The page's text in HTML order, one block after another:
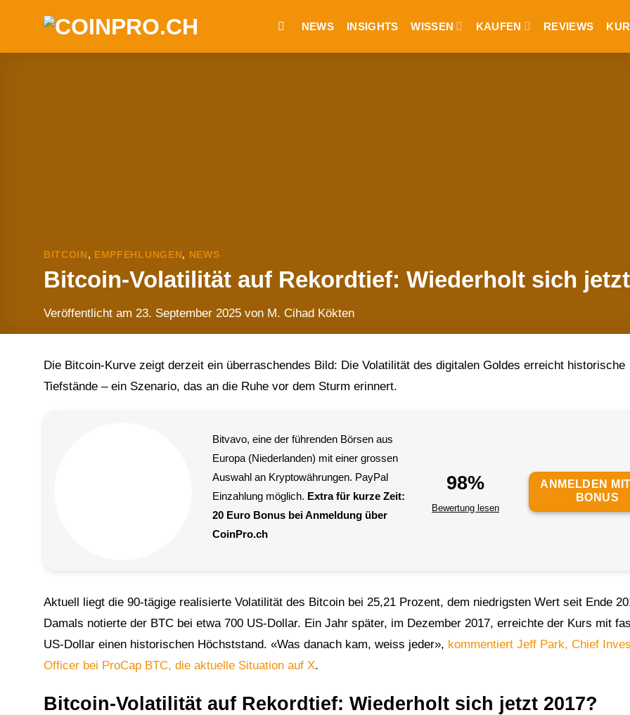
NEWS INSIGHTS WISSEN KAUFEN REVIEWS
BITCOIN , EMPFEHLUNGEN , NEWS
Bitcoin-Volatilität auf Rekordtief: Wiederholt sich
Veröffentlicht am 23. September 2025 von M. Cihad Kökten
Die Bitcoin-Kurve zeigt derzeit ein überraschendes Bild: Die Volatilität des digitalen Goldes erreicht historische
Tiefstände – ein Szenario, das an die Ruhe vor dem Sturm erinnert.
Bitvavo, eine der führenden Börsen aus
Europa (Niederlanden) mit einer grossen
Auswahl an Kryptowährungen. PayPal
Einzahlung möglich. Extra für kurze Zeit:
20 Euro Bonus bei Anmeldung über
CoinPro.ch
98%
Bewertung lesen
ANMELDEN
BONUS
Aktuell liegt die 90-tägige realisierte Volatilität des Bitcoin bei 25,21 Prozent, dem niedrigsten Wert seit Ende
Damals notierte der BTC bei etwa 700 US-Dollar. Ein Jahr später, im Dezember 2017, erreichte der Kurs mit
US-Dollar einen historischen Höchststand. «Was danach kam, weiss jeder», kommentiert Jeff Park, Chief
Officer bei ProCap BTC, die aktuelle Situation auf X.
Bitcoin-Volatilität auf Rekordtief: Wiederholt sich jetzt 2017?